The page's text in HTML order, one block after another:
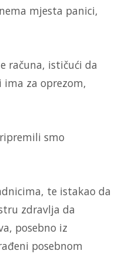
mjesta panici,
računa, ističući da
za oprezom,
smo
te istakao da
zdravlja da
posebno iz
posebnom